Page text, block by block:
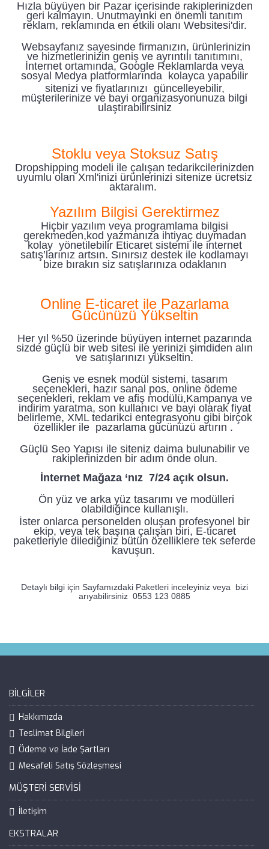
Hızla büyüyen bir Pazar içerisinde rakiplerinizden
geri kalmayın. Unutmayınki en önemli tanıtım
reklam, reklamında en etkili olanı Websitesi'dir.
Websayfanız sayesinde firmanızın, ürünlerinizin
ve hizmetlerinizin geniş ve ayrıntılı tanıtımını,
İnternet ortamında, Google Reklamlarda veya
sosyal Medya platformlarında kolayca yapabilir
sitenizi ve fiyatlarınızı güncelleyebilir,
müşterilerinize ve bayi organizasyonunuza bilgi
ulaştırabilirsiniz
Stoklu veya Stoksuz Satış
Dropshipping modeli ile çalışan tedarikcilerinizden
uyumlu olan Xml'inizi ürünlerinizi sitenize ücretsiz
aktaralım.
Yazılım Bilgisi Gerektirmez
Hiçbir yazılım veya programlama bilgisi
gerekmeden,kod yazmanıza ihtiyaç duymadan
kolay yönetilebilir Eticaret sistemi ile internet
satış’larınız artsın. Sınırsız destek ile kodlamayı
bize bırakın siz satışlarınıza odaklanın
Online E-ticaret ile Pazarlama
Gücünüzü Yükseltin
Her yıl %50 üzerinde büyüyen internet pazarında
sizde güçlü bir web sitesi ile yerinizi şimdiden alın
ve satışlarınızı yükseltin.
Geniş ve esnek modül sistemi, tasarım
seçenekleri, hazır sanal pos, online ödeme
seçenekleri, reklam ve afiş modülü,Kampanya ve
indirim yaratma, son kullanıcı ve bayi olarak fiyat
belirleme, XML tedarikci entegrasyonu gibi birçok
özellikler ile pazarlama gücünüzü artırın .
Güçlü Seo Yapısı ile siteniz daima bulunabilir ve
rakiplerinizden bir adım önde olun.
İnternet Mağaza ‘nız 7/24 açık olsun.
Ön yüz ve arka yüz tasarımı ve modülleri
olabildiğince kullanışlı.
İster onlarca personelden oluşan profesyonel bir
ekip, veya tek başına çalışan biri, E-ticaret
paketleriyle dilediğiniz bütün özelliklere tek seferde
kavuşun.
Detaylı bilgi için Sayfamızdaki Paketleri inceleyiniz veya bizi
arıyabilirsiniz 0553 123 0885
BILGILER
Hakkımızda
Teslimat Bilgileri
Ödeme ve İade Şartları
Mesafeli Satış Sözleşmesi
MÜŞTERI SERVISI
İletişim
EKSTRALAR